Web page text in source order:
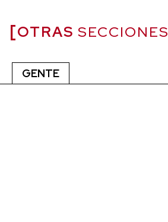
OTRAS SECCIONES
GENTE